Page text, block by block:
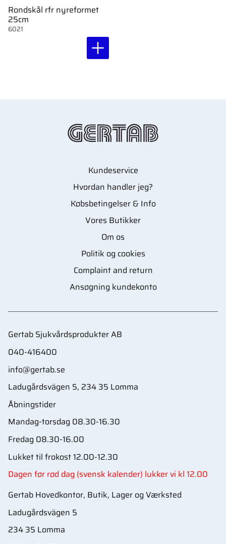
Rondskål rfr nyreformet
25cm
6021
Kundeservice
Hvordan handler jeg?
Købsbetingelser & Info
Vores Butikker
Om os
Politik og cookies
Complaint and return
Ansøgning kundekonto
Gertab Sjukvårdsprodukter AB
040-416400
info@gertab.se
Ladugårdsvägen 5, 234 35 Lomma
Åbningstider
Mandag-torsdag 08.30-16.30
Fredag 08.30-16.00
Lukket til frokost 12.00-12.30
Dagen før rød dag (svensk kalender) lukker vi kl 12.00
Gertab Hovedkontor, Butik, Lager og Værksted
Ladugårdsvägen 5
234 35 Lomma